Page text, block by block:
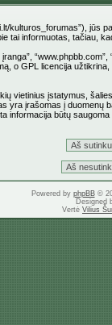
kulturos_forumas”),
informuotas, tačiau,
o GPL licencija
vietinius įstatymus,
įrašomas į
būtų
Powered by phpBB©
Designed
Vertė Vilius